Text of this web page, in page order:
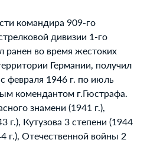
командира 909-го
дивизии 1-го
ранен во время жестоких
Германии, получил
февраля 1946 г. по июль
комендантом г.Гюстрафа.
знамени (1941 г.),
г.), Кутузова 3 степени (1944
г.), Отечественной войны 2